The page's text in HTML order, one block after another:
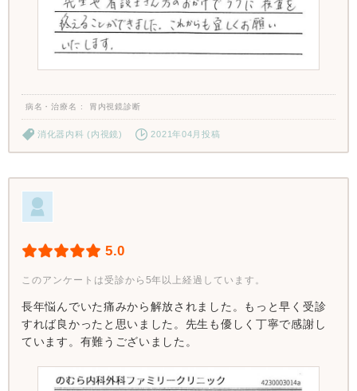
病名・治療名 胃内視鏡診断
消化器内科 (内視鏡) 2021年04月投稿
5.0
このアンケートは受診から5年以上経過しています。
長年悩んでいた痛みから解放されました。もっと早く受診
すれば良かったと思いました。先生も優しく丁寧で感謝し
ています。有難うございました。